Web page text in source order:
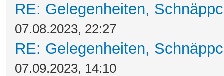
RE: Gelegenheiten,
07.08.2023, 22:27
RE: Gelegenheiten,
07.09.2023, 14:10